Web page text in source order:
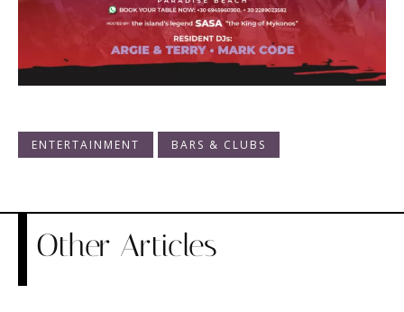
ENTERTAINMENT BARS & CLUBS
Other Articles